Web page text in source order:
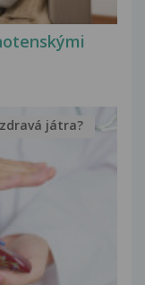
játra?